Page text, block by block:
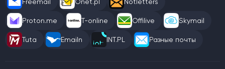
Freemail Onet.pl Notletters
Proton.me T-online Offilive Skymail
Tuta Emailn INT.PL Разные почты